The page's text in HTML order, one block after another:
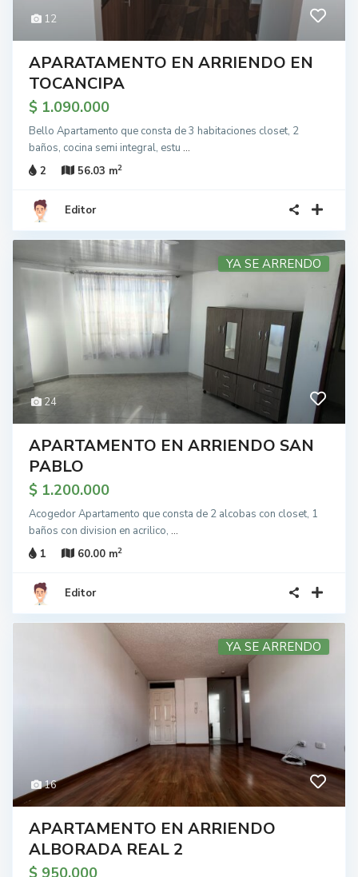
12
APARATAMENTO EN ARRIENDO EN
TOCANCIPA
$ 1.090.000
Bello Apartamento que consta de 3 habitaciones closet, 2
baños, cocina semi integral, estu ...
2
56.03 m2
Editor
24
YA SE ARRENDO
APARTAMENTO EN ARRIENDO SAN
PABLO
$ 1.200.000
Acogedor Apartamento que consta de 2 alcobas con closet, 1
baños con division en acrilico, ...
1
60.00 m2
Editor
16
YA SE ARRENDO
APARTAMENTO EN ARRIENDO
ALBORADA REAL 2
$ 950.000